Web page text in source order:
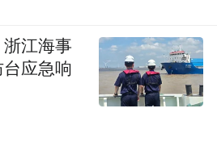
江海事
应急响